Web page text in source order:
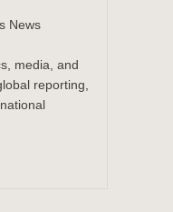
News
media, and
reporting,